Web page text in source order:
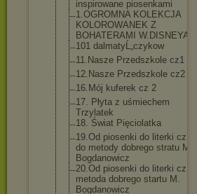
inspirowane piosenkami
1.OGROMNA KOLEKCJA
KOLOROWANEK Z
BOHATERAMI W.DISNEYA!!!
101 dalmatyĹ„czykow
11.Nasze Przedszkole cz1
12.Nasze Przedszkole cz2
16.Mój kuferek cz 2
17. Płyta z uśmiechem
Trzylatek
18. Świat Pięciolatka
19.Od piosenki do literki cz A -
do metody dobrego stratu M.
Bogdanowicz
20.Od piosenki do literki cz B -
metoda dobrego startu M.
Bogdanowicz